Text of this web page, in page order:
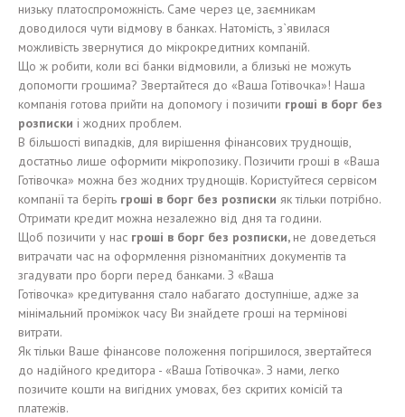
низьку платоспроможність. Саме через це, заємникам
доводилося чути відмову в банках. Натомість, з`явилася
можливість звернутися до мікрокредитних компаній.
Що ж робити, коли всі банки відмовили, а близькі не можуть
допомогти грошима? Звертайтеся до «Ваша Готівочка»! Наша
компанія готова прийти на допомогу і позичити гроші в борг без
розписки і жодних проблем.
В більшості випадків, для вирішення фінансових труднощів,
достатньо лише оформити мікропозику. Позичити гроші в «Ваша
Готівочка» можна без жодних труднощів. Користуйтеся сервісом
компанії та беріть гроші в борг без розписки як тільки потрібно.
Отримати кредит можна незалежно від дня та години.
Щоб позичити у нас гроші в борг без розписки, не доведеться
витрачати час на оформлення різноманітних документів та
згадувати про борги перед банками. З «Ваша
Готівочка» кредитування стало набагато доступніше, адже за
мінімальний проміжок часу Ви знайдете гроші на термінові
витрати.
Як тільки Ваше фінансове положення погіршилося, звертайтеся
до надійного кредитора - «Ваша Готівочка». З нами, легко
позичите кошти на вигідних умовах, без скритих комісій та
платежів.